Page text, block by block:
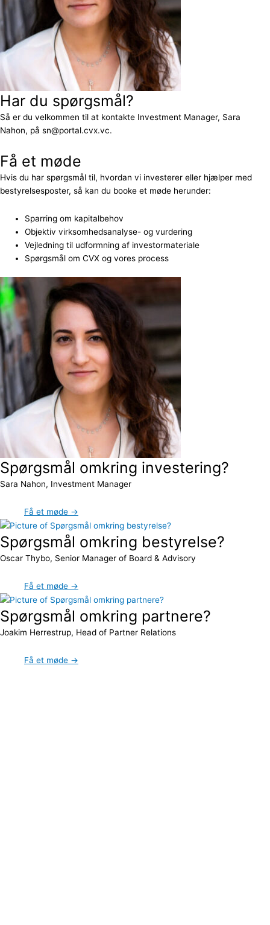
Har du spørgsmål?
Så er du velkommen til at kontakte Investment Manager, Sara
Nahon, på sn@portal.cvx.vc.
Få et møde
Hvis du har spørgsmål til, hvordan vi investerer eller hjælper med
bestyrelsesposter, så kan du booke et møde herunder:
Sparring om kapitalbehov
Objektiv virksomhedsanalyse- og vurdering
Vejledning til udformning af investormateriale
Spørgsmål om CVX og vores process
Spørgsmål omkring investering?
Sara Nahon, Investment Manager
Få et møde →
Spørgsmål omkring bestyrelse?
Oscar Thybo, Senior Manager of Board & Advisory
Få et møde →
Spørgsmål omkring partnere?
Joakim Herrestrup, Head of Partner Relations
Få et møde →